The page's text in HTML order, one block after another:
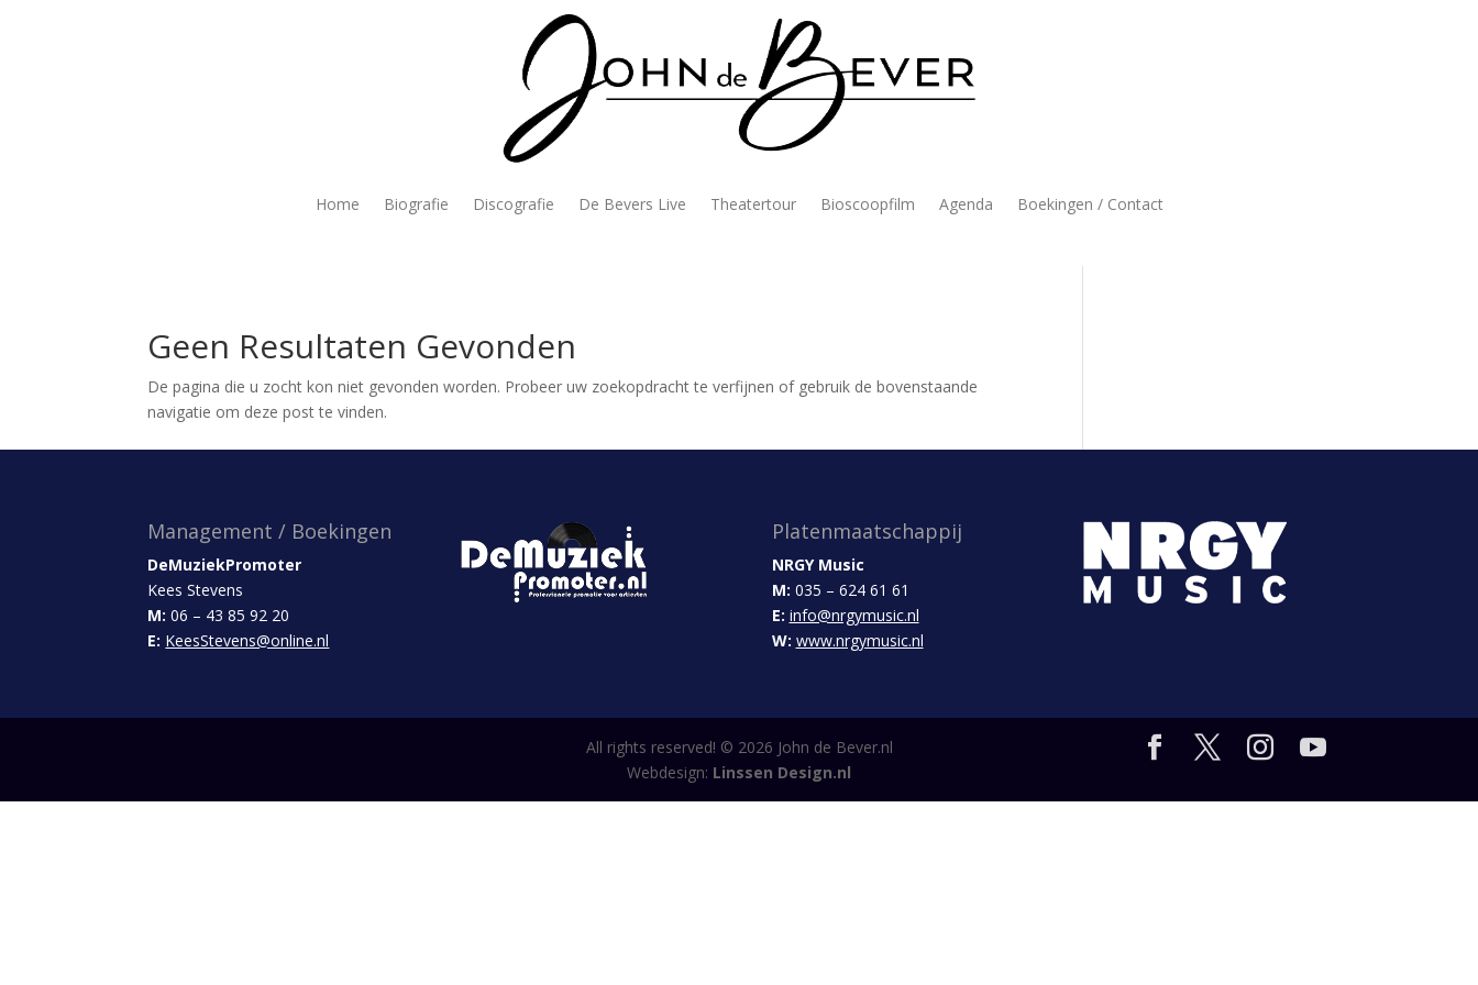
Home Biografie Discografie De Bevers Live Theatertour Bioscoopfilm Agenda Boekingen / Contact
Geen Resultaten Gevonden
De pagina die u zocht kon niet gevonden worden. Probeer uw zoekopdracht te verfijnen of gebruik de bovenstaande
navigatie om deze post te vinden.
Management / Boekingen
DeMuziekPromoter
Kees Stevens
M: 06 – 43 85 92 20
E: KeesStevens@online.nl
Platenmaatschappij
NRGY Music
M: 035 – 624 61 61
E: info@nrgymusic.nl
W: www.nrgymusic.nl
All rights reserved! © 2026 John de Bever.nl
Webdesign: Linssen Design.nl